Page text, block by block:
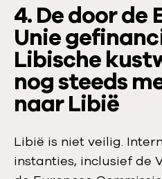
4. De door de
Unie
Libische
nog steeds
naar Libië
Libië is niet veilig.
instanties, inclusief de